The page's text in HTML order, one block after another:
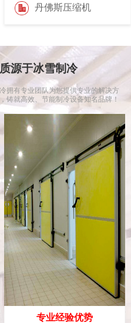
丹佛斯压缩机
质源于冰雪制冷
拥有专业团队为您提供专业的解决方
铸就高效、节能制冷设备知名品牌！
专业经验优势